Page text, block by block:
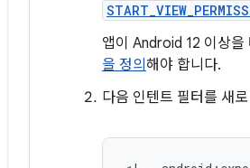
앱이 Android 12 이상을
을 정의 해야 합니다.
다음 인텐트 필터를 새